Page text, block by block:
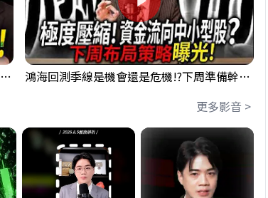
【貪婪時間】格局要打開，下週訊號一亮就出手！我不說的話還真一堆人不知道！｜錢進大趨勢 Mr.智霖 陳 2026/08/08 鴻海回測季線是機會還是危機!?下周準備幹大事?｜0807 #3661 #2317 #2317鴻海
更多影音 >